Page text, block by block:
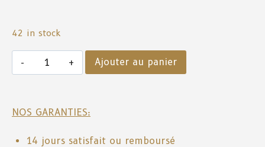
42 in stock
Ajouter au panier
NOS GARANTIES:
14 jours satisfait ou remboursé